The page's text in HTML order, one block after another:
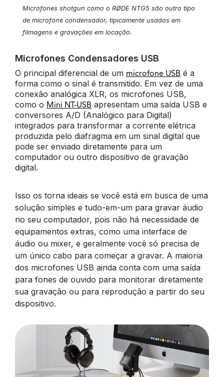
Microfones shotgun como o RØDE NTG5 são outro tipo
de microfone condensador, tipicamente usados em
filmagens e gravações em locação.
Microfones Condensadores USB
O principal diferencial de um microfone USB é a
forma como o sinal é transmitido. Em vez de uma
conexão analógica XLR, os microfones USB,
como o Mini NT-USB apresentam uma saída USB e
conversores A/D (Analógico para Digital)
integrados para transformar a corrente elétrica
produzida pelo diafragma em um sinal digital que
pode ser enviado diretamente para um
computador ou outro dispositivo de gravação
digital.
Isso os torna ideais se você está em busca de uma
solução simples e tudo-em-um para gravar áudio
no seu computador, pois não há necessidade de
equipamentos extras, como uma interface de
áudio ou mixer, e geralmente você só precisa de
um único cabo para começar a gravar. A maioria
dos microfones USB ainda conta com uma saída
para fones de ouvido para monitorar diretamente
sua gravação ou para reprodução a partir do seu
dispositivo.